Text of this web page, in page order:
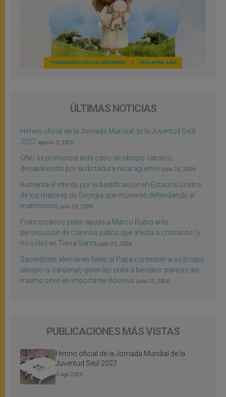
ÚLTIMAS NOTICIAS
Himno oficial de la Jornada Mundial de la Juventud Seúl
2027 agosto 3, 2026
ONU se pronuncia ante caso de obispo católico
desaparecido por la dictadura nicaragüense julio 25, 2026
Aumenta el interés por la beatificación en Estados Unidos
de los mártires de Georgia que murieron defendiendo el
matrimonio julio 25, 2026
Franciscanos piden ayuda a Marco Rubio ante
persecución de colonos judíos que afecta a cristianos (y
no sólo) en Tierra Santa julio 25, 2026
Sacerdotes alemanes fieles al Papa contestan a su propio
obispo (y cardenal) quien les orilla a bendecir parejas del
mismo sexo en importante diócesis julio 25, 2026
PUBLICACIONES MÁS VISTAS
Himno oficial de la Jornada Mundial de la
Juventud Seúl 2027
3 Ago 2026